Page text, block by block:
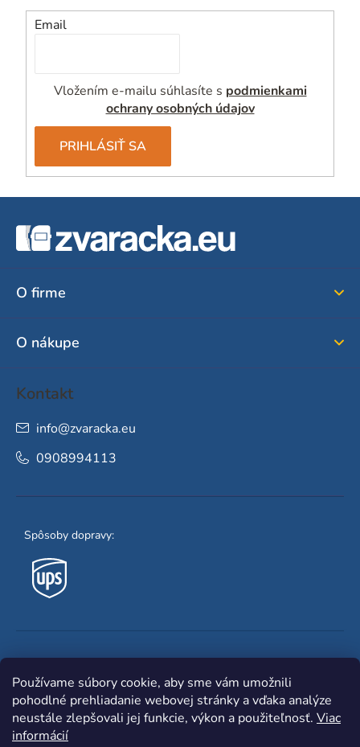
Používame súbory cookie, aby sme vám umožnili
pohodlné prehliadanie webovej stránky a vďaka analýze
neustále zlepšovali jej funkcie, výkon a použiteľnosť. Viac
informácií
Email
Vložením e-mailu súhlasíte s podmienkami
ochrany osobných údajov
PRIHLÁSIŤ SA
O firme
O nákupe
Kontakt
info@zvaracka.eu
0908994113
Spôsoby dopravy: